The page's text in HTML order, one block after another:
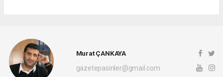
Murat ÇANKAYA
gazetepasinler@gmail.com